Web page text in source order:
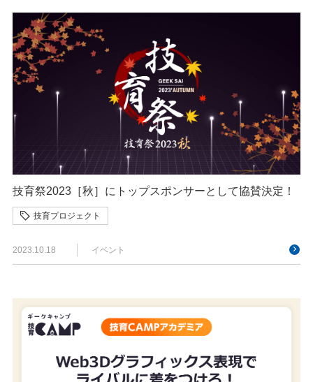
技育祭2023［秋］にトップスポンサーとして協賛決定！
技育プロジェクト
2023.10.18 イベント